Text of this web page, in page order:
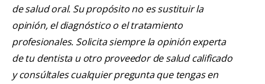
de salud oral. Su propósito no es sustituir la
opinión, el diagnóstico o el tratamiento
profesionales. Solicita siempre la opinión experta
de tu dentista u otro proveedor de salud calificado
y consúltales cualquier pregunta que tengas en